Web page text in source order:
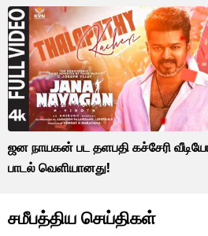
ஜன நாயகன் பட தளபதி கச்சேரி
பாடல் வெளியானது!
சமீபத்திய செய்திகள்